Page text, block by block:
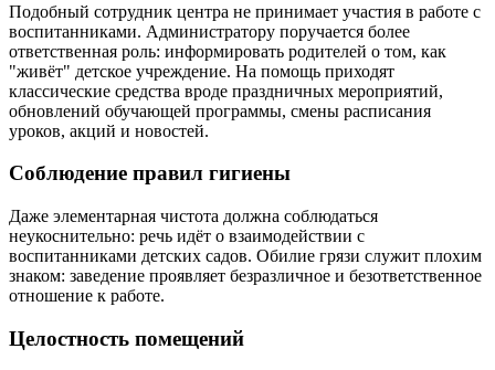
Подобный сотрудник центра не принимает участия в работе с
воспитанниками. Администратору поручается более
ответственная роль: информировать родителей о том, как
"живёт" детское учреждение. На помощь приходят
классические средства вроде праздничных мероприятий,
обновлений обучающей программы, смены расписания
уроков, акций и новостей.
Соблюдение правил гигиены
Даже элементарная чистота должна соблюдаться
неукоснительно: речь идёт о взаимодействии с
воспитанниками детских садов. Обилие грязи служит плохим
знаком: заведение проявляет безразличное и безответственное
отношение к работе.
Целостность помещений